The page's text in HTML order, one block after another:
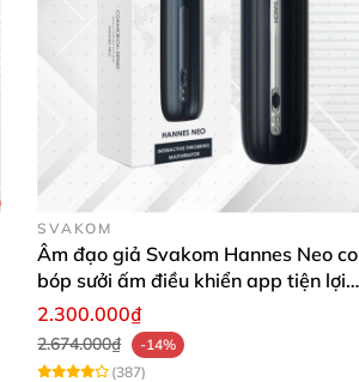
SVAKOM
Âm đạo giả Svakom Hannes Neo co
bóp sưởi ấm điều khiển app tiện lợi
kích thích mạnh mẽ
2.300.000₫
2.674.000₫
-14%
(387)